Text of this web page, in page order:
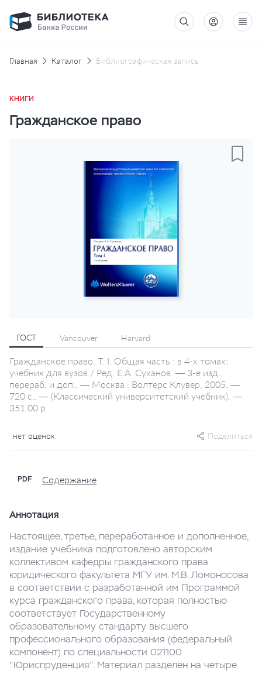
Главная Каталог Библиографическая запись
КНИГИ
Гражданское право
ГОСТ Vancouver Harvard
Гражданское право. Т. I. Общая часть : в 4-х томах:
учебник для вузов / Ред. Е.А. Суханов. — 3-е изд.,
перераб. и доп.. — Москва : Волтерс Клувер, 2005. —
720 с.. — (Классический университетский учебник). —
351.00 р.
нет оценок Поделиться
PDF Содержание
Аннотация
Настоящее, третье, переработанное и дополненное,
издание учебника подготовлено авторским
коллективом кафедры гражданского права
юридического факультета МГУ им. М.В. Ломоносова
в соответствии с разработанной им Программой
курса гражданского права, которая полностью
соответствует Государственному
образовательному стандарту высшего
профессионального образования (федеральный
компонент) по специальности 021100
"Юриспруденция". Материал разделен на четыре